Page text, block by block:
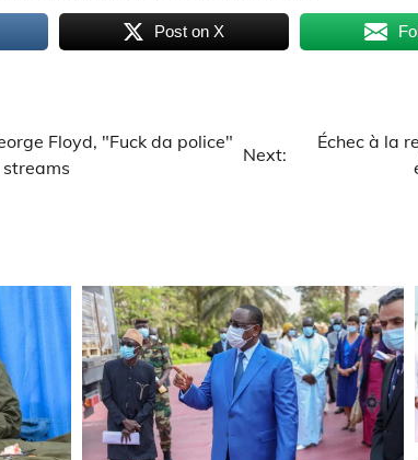
Post on X
Floyd, "Fuck da police"
Next:
Échec à la